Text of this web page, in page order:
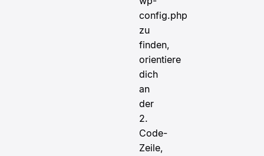
config.php
zu
finden,
orientiere
dich
an
der
2.
Code-
Zeile,